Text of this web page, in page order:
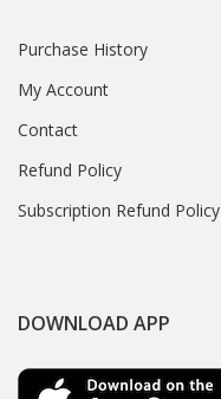
Purchase History
My Account
Contact
Refund Policy
Subscription Refund Policy
DOWNLOAD APP